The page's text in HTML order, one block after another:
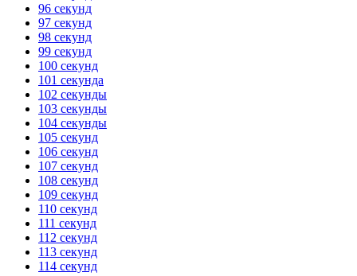
96 секунд
97 секунд
98 секунд
99 секунд
100 секунд
101 секунда
102 секунды
103 секунды
104 секунды
105 секунд
106 секунд
107 секунд
108 секунд
109 секунд
110 секунд
111 секунд
112 секунд
113 секунд
114 секунд